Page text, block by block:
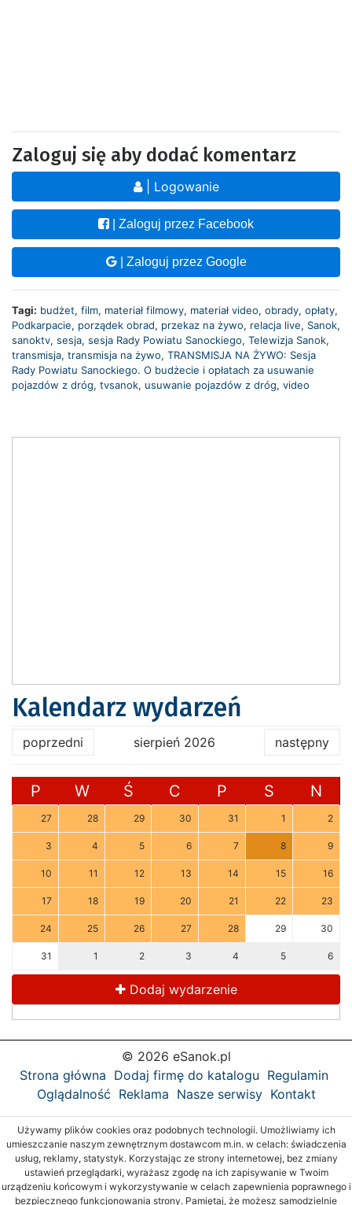
Zaloguj się aby dodać komentarz
| Logowanie
| Zaloguj przez Facebook
| Zaloguj przez Google
Tagi: budżet, film, materiał filmowy, materiał video, obrady, opłaty,
Podkarpacie, porządek obrad, przekaz na żywo, relacja live, Sanok,
sanoktv, sesja, sesja Rady Powiatu Sanockiego, Telewizja Sanok,
transmisja, transmisja na żywo, TRANSMISJA NA ŻYWO: Sesja
Rady Powiatu Sanockiego. O budżecie i opłatach za usuwanie
pojazdów z dróg, tvsanok, usuwanie pojazdów z dróg, video
Kalendarz wydarzeń
poprzedni sierpień 2026 następny
P W Ś C P S N
27 28 29 30 31 1 2
3 4 5 6 7 8 9
10 11 12 13 14 15 16
17 18 19 20 21 22 23
24 25 26 27 28 29 30
31 1 2 3 4 5 6
Dodaj wydarzenie
© 2026 eSanok.pl
Strona główna Dodaj firmę do katalogu Regulamin
Oglądalność Reklama Nasze serwisy Kontakt
Używamy plików cookies oraz podobnych technologii. Umożliwiamy ich
umieszczanie naszym zewnętrznym dostawcom m.in. w celach: świadczenia
usług, reklamy, statystyk. Korzystając ze strony internetowej, bez zmiany
ustawień przeglądarki, wyrażasz zgodę na ich zapisywanie w Twoim
urządzeniu końcowym i wykorzystywanie w celach zapewnienia poprawnego i
bezpiecznego funkcjonowania strony. Pamiętaj, że możesz samodzielnie